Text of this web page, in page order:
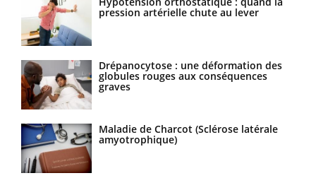
pression artérielle chute au lever
Drépanocytose : une déformation des
globules rouges aux conséquences
graves
Maladie de Charcot (Sclérose latérale
amyotrophique)